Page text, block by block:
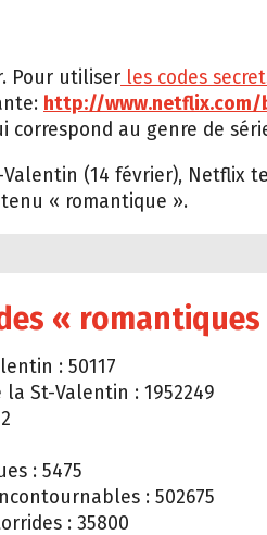
Pour utiliser les codes
http://www.netflix.com/
correspond au genre de
Valentin (14 février), Netflix
« romantique ».
« romantiques
: 50117
St-Valentin : 1952249
: 5475
: 502675
: 35800